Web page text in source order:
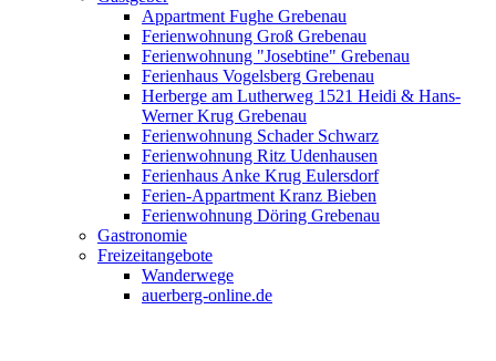
Appartment Fughe Grebenau
Ferienwohnung Groß Grebenau
Ferienwohnung "Josebtine" Grebenau
Ferienhaus Vogelsberg Grebenau
Herberge am Lutherweg 1521 Heidi & Hans-
Werner Krug Grebenau
Ferienwohnung Schader Schwarz
Ferienwohnung Ritz Udenhausen
Ferienhaus Anke Krug Eulersdorf
Ferien-Appartment Kranz Bieben
Ferienwohnung Döring Grebenau
Gastronomie
Freizeitangebote
Wanderwege
auerberg-online.de